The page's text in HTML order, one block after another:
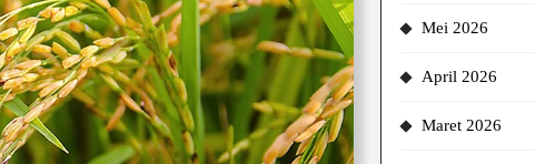
Mei 2026
April 2026
Maret 2026